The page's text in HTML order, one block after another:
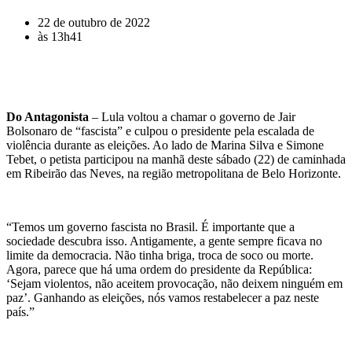
22 de outubro de 2022
às 13h41
Do Antagonista – Lula voltou a chamar o governo de Jair
Bolsonaro de “fascista” e culpou o presidente pela escalada de
violência durante as eleições. Ao lado de Marina Silva e Simone
Tebet, o petista participou na manhã deste sábado (22) de caminhada
em Ribeirão das Neves, na região metropolitana de Belo Horizonte.
“Temos um governo fascista no Brasil. É importante que a
sociedade descubra isso. Antigamente, a gente sempre ficava no
limite da democracia. Não tinha briga, troca de soco ou morte.
Agora, parece que há uma ordem do presidente da República:
‘Sejam violentos, não aceitem provocação, não deixem ninguém em
paz’. Ganhando as eleições, nós vamos restabelecer a paz neste
país.”